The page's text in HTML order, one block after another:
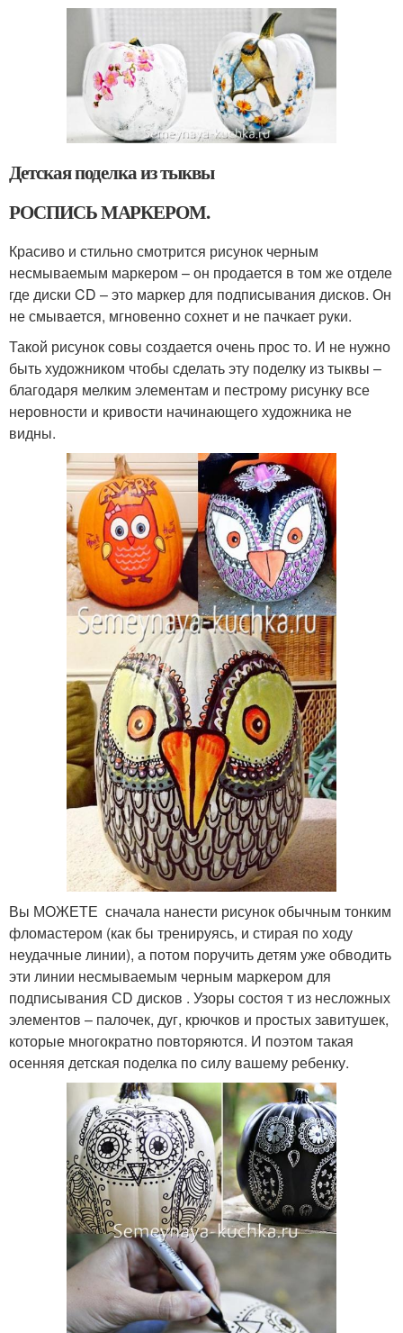
Детская поделка из тыквы
РОСПИСЬ МАРКЕРОМ.
Красиво и стильно смотрится рисунок черным
несмываемым маркером – он продается в том же отделе
где диски CD – это маркер для подписывания дисков. Он
не смывается, мгновенно сохнет и не пачкает руки.
Такой рисунок совы создается очень прос то. И не нужно
быть художником чтобы сделать эту поделку из тыквы –
благодаря мелким элементам и пестрому рисунку все
неровности и кривости начинающего художника не
видны.
Вы МОЖЕТЕ сначала нанести рисунок обычным тонким
фломастером (как бы тренируясь, и стирая по ходу
неудачные линии), а потом поручить детям уже обводить
эти линии несмываемым черным маркером для
подписывания СD дисков . Узоры состоя т из несложных
элементов – палочек, дуг, крючков и простых завитушек,
которые многократно повторяются. И поэтом такая
осенняя детская поделка по силу вашему ребенку.